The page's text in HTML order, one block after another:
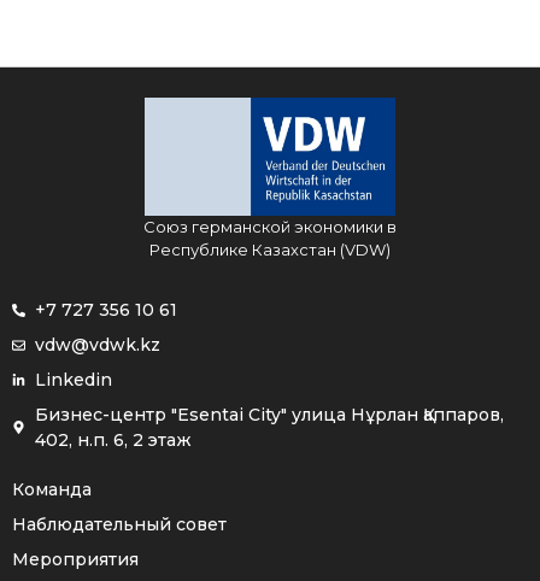
Союз германской экономики в
Республике Казахстан (VDW)
+7 727 356 10 61
vdw@vdwk.kz
Linkedin
Бизнес-центр "Esentai City" улица Нұрлан Қаппаров,
402, н.п. 6, 2 этаж
Команда
Наблюдательный совет
Мероприятия